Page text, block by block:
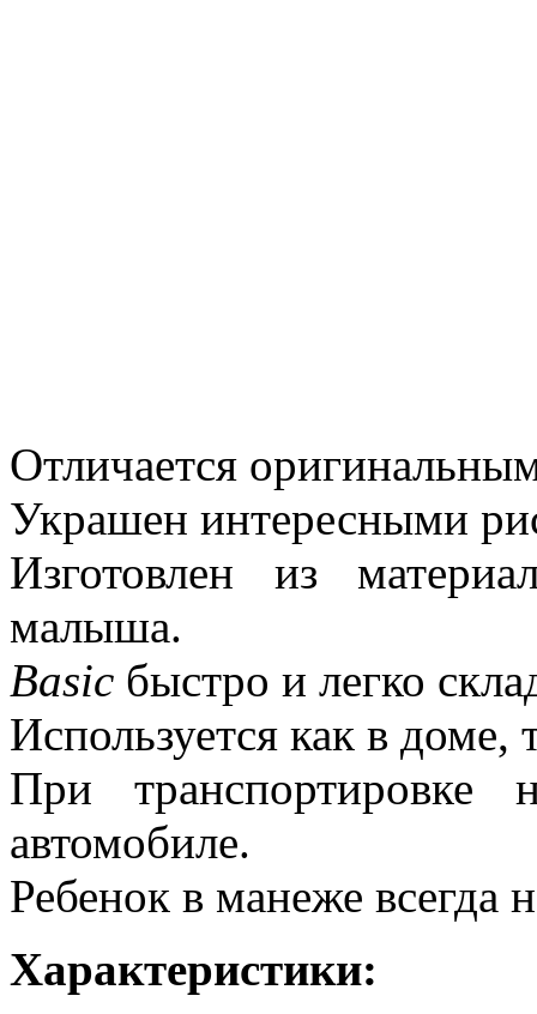
Отличается
Украшен интересными
Изготовлен из
малыша.
Basic быстро и легко
Используется как в доме,
При
автомобиле.
Ребенок в манеже всегда
Характеристики: